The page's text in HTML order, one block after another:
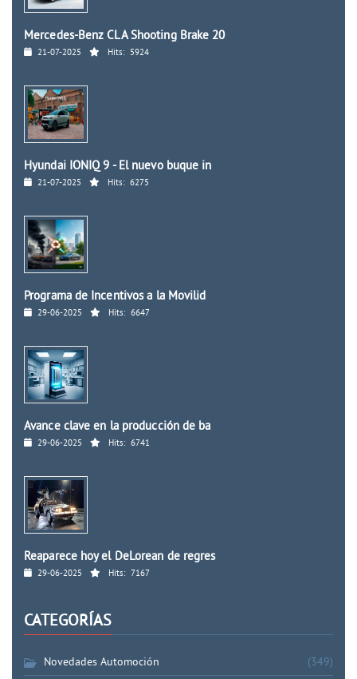
Mercedes-Benz CLA Shooting Brake 20
21-07-2025 Hits: 5924
Hyundai IONIQ 9 - El nuevo buque in
21-07-2025 Hits: 6275
Programa de Incentivos a la Movilid
29-06-2025 Hits: 6647
Avance clave en la producción de ba
29-06-2025 Hits: 6741
Reaparece hoy el DeLorean de regres
29-06-2025 Hits: 7167
CATEGORÍAS
Novedades Automoción
(349)